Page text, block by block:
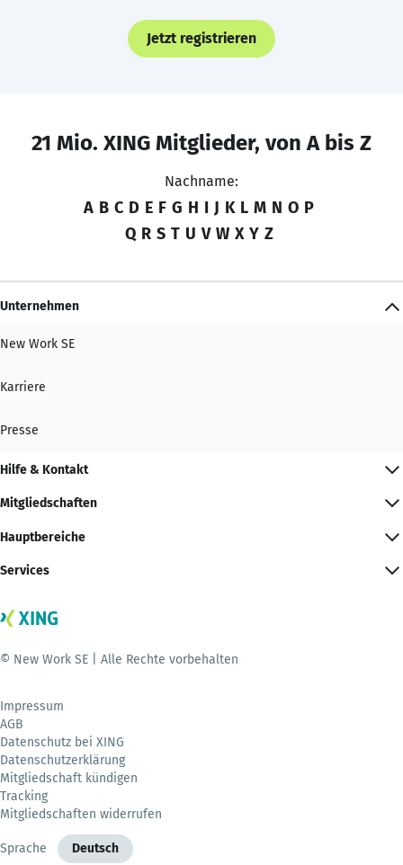
Jetzt registrieren
21 Mio. XING Mitglieder, von A bis Z
Nachname:
A B C D E F G H I J K L M N O P
Q R S T U V W X Y Z
Unternehmen
New Work SE
Karriere
Presse
Hilfe & Kontakt
Mitgliedschaften
Hauptbereiche
Services
© New Work SE | Alle Rechte vorbehalten
Impressum
AGB
Datenschutz bei XING
Datenschutzerklärung
Mitgliedschaft kündigen
Tracking
Mitgliedschaften widerrufen
Sprache Deutsch